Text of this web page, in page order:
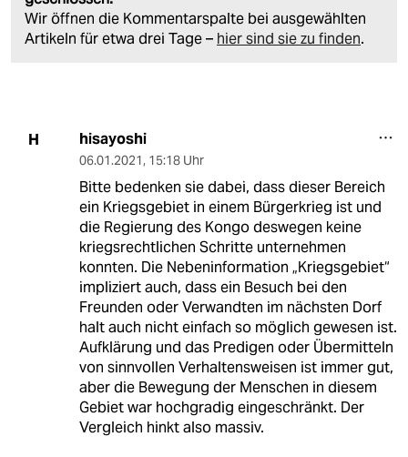
Wir öffnen die Kommentarspalte bei ausgewählten
Artikeln für etwa drei Tage – hier sind sie zu finden.
H hisayoshi
06.01.2021, 15:18 Uhr
Bitte bedenken sie dabei, dass dieser Bereich
ein Kriegsgebiet in einem Bürgerkrieg ist und
die Regierung des Kongo deswegen keine
kriegsrechtlichen Schritte unternehmen
konnten. Die Nebeninformation „Kriegsgebiet“
impliziert auch, dass ein Besuch bei den
Freunden oder Verwandten im nächsten Dorf
halt auch nicht einfach so möglich gewesen ist.
Aufklärung und das Predigen oder Übermitteln
von sinnvollen Verhaltensweisen ist immer gut,
aber die Bewegung der Menschen in diesem
Gebiet war hochgradig eingeschränkt. Der
Vergleich hinkt also massiv.